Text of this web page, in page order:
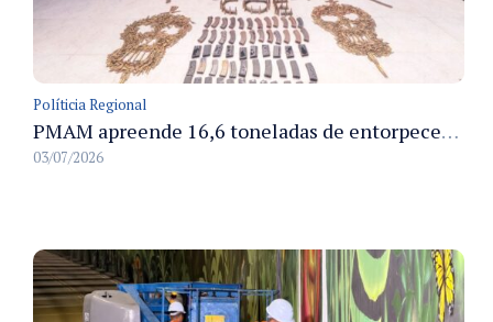
Políticia Regional
PMAM apreende 16,6 toneladas de entorpecentes e registra aumento nas prisões em flagrante e nas capturas de foragidos no primeiro semestre de 2026
03/07/2026